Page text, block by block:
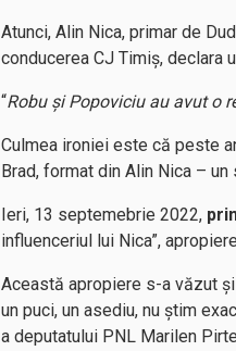
Atunci, Alin Nica, primar de
conducerea CJ Timiș, declara
“Robu și Popoviciu au avut o
Culmea ironiei este că peste
Brad, format din Alin Nica –
Ieri, 13 septemebrie 2022,
influenceriul lui Nica”,
Această apropiere s-a văzut
un puci, un asediu, nu știm
a deputatului PNL Marilen